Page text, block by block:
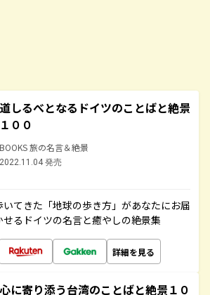
道しるべとなるドイツのことばと絶景
１００
BOOKS 旅の名言＆絶景
2022.11.04 発売
てきた「地球の歩き方」があなたにお届
るドイツの名言と癒やしの絶景集
詳細を見る
心に寄り添う台湾のことばと絶景１０